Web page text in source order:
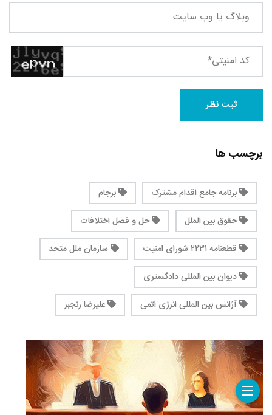
برچسب ها
برنامه جامع اقدام مشترک
برجام
حقوق بین الملل
حل و فصل اختلافات
قطعنامه ۲۲۳۱ شورای امنیت
سازمان ملل متحد
دیوان بین المللی دادگستری
آژانس بین المللی انرژی اتمی
علیرضا رنجبر